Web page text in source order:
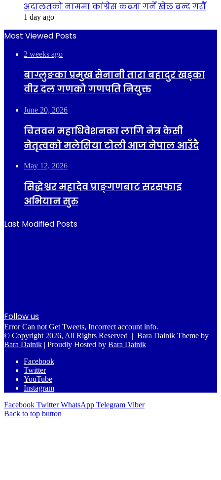
अदालतको नाममा कांग्रेस कब्जा गर्ने खेल बन्द गरौँ
1 day ago
Most Viewed Posts
2 weeks ago
बाग्लुङका प्रमुख सेनानी तारा बहादुर खड्का
वीर दल गणको गणपति नियुक्त
June 20, 2026
चितवन महाधिवेशनका लागि नेत्र केसी
नेतृत्वको मलेसिया टोली आज नेपाल आउँदै
May 12, 2026
सिद्धेश्वर महादेव प्राङ्गणबाट सरसफाइ
अभियान सुरु
Last Modified Posts
Follow us
Error Can not Get Tweets, Incorrect account info.
© Copyright 2026, All Rights Reserved | Bara Dainik Theme by
Bara Dainik | Proudly Hosted by Bara Dainik
Facebook
Twitter
YouTube
Instagram
Facebook Twitter WhatsApp Telegram Viber
Back to top button